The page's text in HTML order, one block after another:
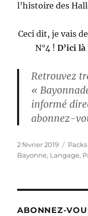
l’histoire des
Ceci dit, je vais
N°4 ! D’ici
Retrouvez
«
informé
abonnez-
Publié
le
2 février 2019
Bayonne, Langage,
ABONNEZ-